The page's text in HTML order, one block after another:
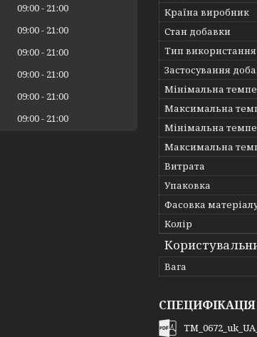
Країна виробник
Стан добавки
Тип використання
Застосування
Мінімальна
Максимальна
Мінімальна
Максимальна
Витрата
Упаковка
Фасовка
Колір
Вага
СПЕЦИФІКАЦІЯ
09:00
21:00
09:00
21:00
09:00
21:00
09:00
21:00
09:00
21:00
09:00 21:00